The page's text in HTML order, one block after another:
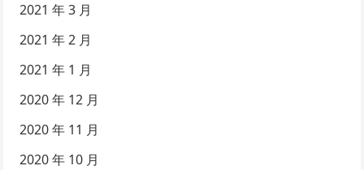
2021 年 3 月
2021 年 2 月
2021 年 1 月
2020 年 12 月
2020 年 11 月
2020 年 10 月